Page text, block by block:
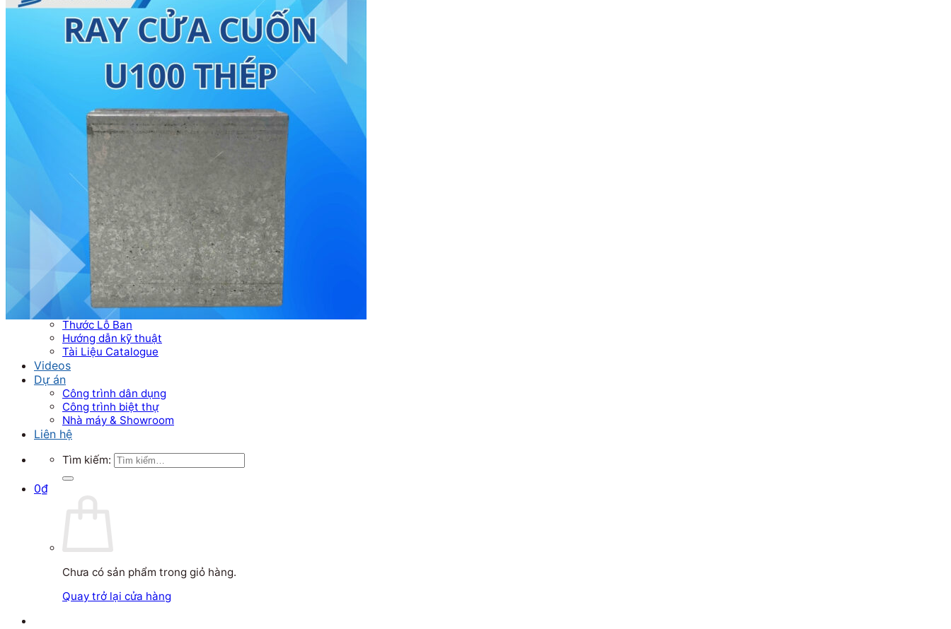
Cầu thang kính
Lan can kính
Sửa Cửa Cuốn
Sửa Cửa Kính
Sửa cửa nhôm kính
Báo Giá Cửa Nhôm Xingfa mới nhất tại Saovietdoor
Báo Giá Cửa Cuốn Mới Nhất Tại SAOVIETDOOR
Báo Giá Cửa Cuốn Austdoor Mới Nhất Tại Saovietdoor
Báo giá cửa cuốn SSmarts mới nhất tại Saovietdoor
Báo giá cửa cuốn Netdoor mới nhất tại Saovietdoor
Báo Giá Cửa Cuốn Tấm Liền Mới Nhất Tại Saovietdoor
Báo Giá Cửa Cuốn Khe Thoáng Mới Nhất Tại Saovietdoor
Báo Giá Cửa Cuốn Đài Loan Mới Nhất Tại Saovietdoor
Báo Giá Sửa Cửa Kính Tại Nhà
Tin tức
Tin Tuyển Dụng
Mẫu cửa đẹp
Kích thước phong thủy
Thước Lỗ Ban
Hướng dẫn kỹ thuật
Tài Liệu Catalogue
Videos
Dự án
Công trình dân dụng
Công trình biệt thự
Nhà máy & Showroom
Liên hệ
Tìm kiếm:
0₫
Chưa có sản phẩm trong giỏ hàng.
Quay trở lại cửa hàng